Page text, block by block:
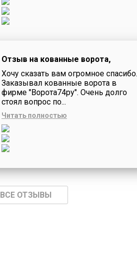
Отзыв на кованные ворота,
Хочу сказать вам огромное спасибо.
Заказывал кованные ворота в
фирме "Ворота74ру". Очень долго
стоял вопрос по...
Читать полностью
ВСЕ ОТЗЫВЫ